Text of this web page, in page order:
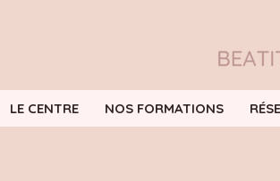
LE CENTRE NOS FORMATIONS